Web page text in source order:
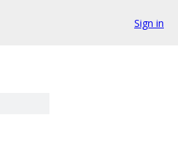
Sign in